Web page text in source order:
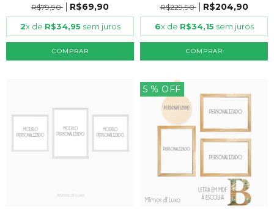
R$79,90
R$69,90
2x de R$34,95 sem juros
COMPRAR
R$229,90
R$204,90
6x de R$34,15 sem juros
COMPRAR
5 % OFF